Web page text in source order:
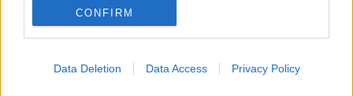
CONFIRM
Data Deletion Data Access Privacy Policy
ΥΔΡΟΧΟΟΣ